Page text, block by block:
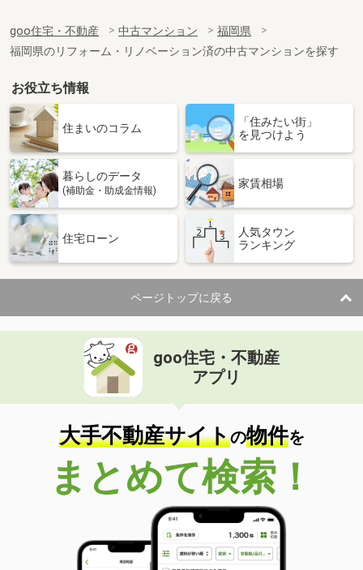
専有面積 75.64m²
間取り
3LDK
福岡県大野城市栄町２
価 格
2,900万円
福岡県大野城市栄町２
専有面積 75.64m²
間取り
福岡県大野城市東大利３
2,680万円
住 所
福岡県大野城市東大利３
専有面積 80.66m²
間取り
4LDK
福岡県福岡市早良区次郎丸５
価 格
4,399万円
住 所
福岡県福岡市早良区次郎丸５
専有面積 83.37m²
間取り
4LDK
福岡県福岡市早良区百道浜１
価 格
5,980万円
福岡県福岡市早良区百道浜１
90.76m²
間取り
3LDK
goo住宅・不動産 中古マンション
福岡県
福岡県のリフォーム・リノベーション済の中古マンションを探す
お役立ち情報
住まいのコラム
「住みたい街」
を見つけよう
暮らしのデータ
(補助金・助成金情報)
家賃相場
住宅ローン
人気タウン
ランキング
ページトップに戻る
goo住宅・不動産
アプリ
大手不動産サイトの物件を
まとめて検索！